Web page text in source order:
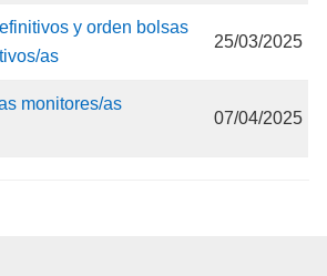
y orden bolsas
as
25/03/2025
monitores/as
07/04/2025